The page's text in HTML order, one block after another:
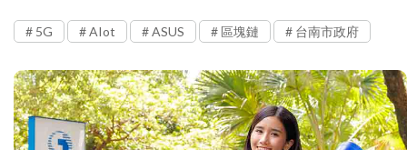
5G AIot ASUS 區塊鏈 台南市政府